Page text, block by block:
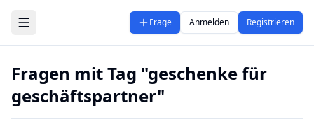
Zum Hauptinhalt springen
Frage Anmelden Registrieren
Fragen mit Tag "geschenke für
geschäftspartner"